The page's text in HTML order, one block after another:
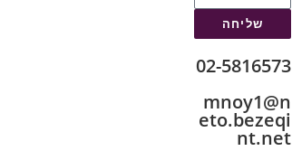
שליחה
02-5816573
mnoy1@n
eto.bezeqi
nt.net